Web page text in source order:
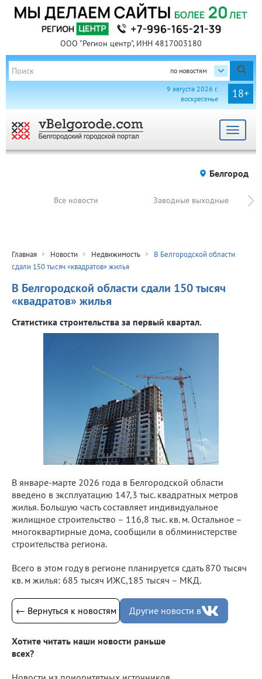
ООО "Регион центр", ИНН 4817003180
по новостям
18+
9 августа 2026 г.
воскресенье
Toggle
Белгород
Все новости Заводные выходные
Главная Новости Недвижимость
В Белгородской области
сдали 150 тысяч «квадратов» жилья
В Белгородской области сдали 150 тысяч
«квадратов» жилья
Статистика строительства за первый квартал.
В январе-марте 2026 года в Белгородской области
введено в эксплуатацию 147,3 тыс. квадратных метров
жилья. Большую часть составляет индивидуальное
жилищное строительство – 116,8 тыс. кв. м. Остальное –
многоквартирные дома, сообщили в облминистерстве
строительства региона.
Всего в этом году в регионе планируется сдать 870 тысяч
кв. м жилья: 685 тысяч ИЖС,185 тысяч – МКД.
← Вернуться к новостям Другие новости в
Хотите читать наши новости раньше
всех?